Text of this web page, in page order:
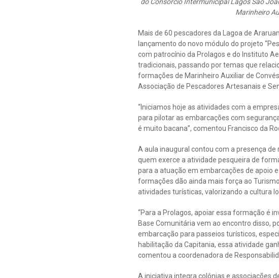
Marinheiro
Mais de 60 pescadores da Lagoa de
lançamento do novo módulo do projeto
com patrocínio da Prolagos e do Instituto
tradicionais, passando por temas que
formações de Marinheiro Auxiliar de
Associação de Pescadores Artesanais e
“Iniciamos hoje as atividades com a
para pilotar as embarcações com
é muito bacana”, comentou Francisco da
A aula inaugural contou com a presença
quem exerce a atividade pesqueira de
para a atuação em embarcações de apoio
formações dão ainda mais força ao
atividades turísticas, valorizando a cultura
“Para a Prolagos, apoiar essa formação é
Base Comunitária vem ao encontro disso,
embarcação para passeios turísticos,
habilitação da Capitania, essa atividade
comentou a coordenadora de
A iniciativa integra colônias e associações